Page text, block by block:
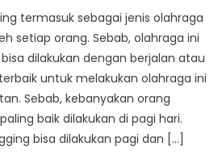
termasuk sebagai jenis olahraga
setiap orang. Sebab, olahraga ini
dilakukan dengan berjalan atau
untuk melakukan olahraga ini
Sebab, kebanyakan orang
baik dilakukan di pagi hari.
bisa dilakukan pagi dan […]